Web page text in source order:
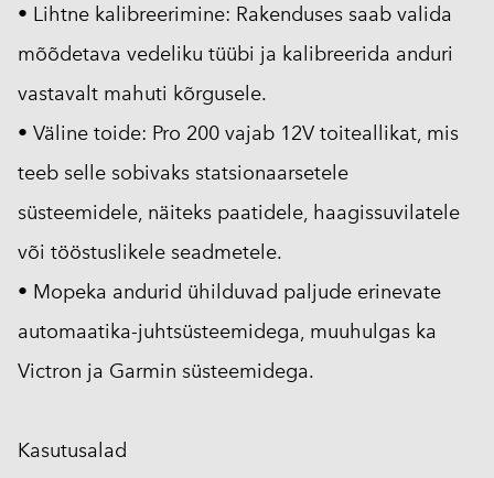
• Lihtne kalibreerimine: Rakenduses saab valida
mõõdetava vedeliku tüübi ja kalibreerida anduri
vastavalt mahuti kõrgusele.
• Väline toide: Pro 200 vajab 12V toiteallikat, mis
teeb selle sobivaks statsionaarsetele
süsteemidele, näiteks paatidele, haagissuvilatele
või tööstuslikele seadmetele.
• Mopeka andurid ühilduvad paljude erinevate
automaatika-juhtsüsteemidega, muuhulgas ka
Victron ja Garmin süsteemidega.
Kasutusalad